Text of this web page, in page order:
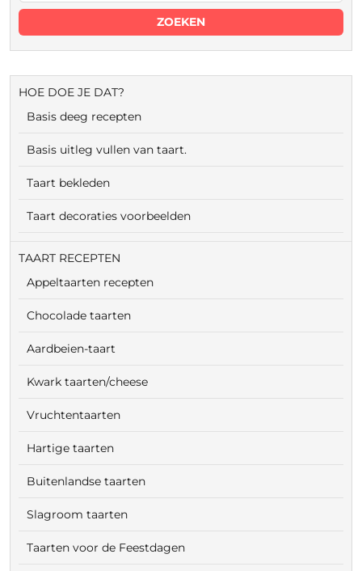
HOE DOE JE DAT?
Basis deeg recepten
Basis uitleg vullen van taart.
Taart bekleden
Taart decoraties voorbeelden
TAART RECEPTEN
Appeltaarten recepten
Chocolade taarten
Aardbeien-taart
Kwark taarten/cheese
Vruchtentaarten
Hartige taarten
Buitenlandse taarten
Slagroom taarten
Taarten voor de Feestdagen